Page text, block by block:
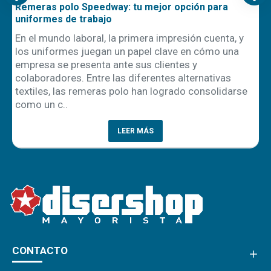
Remeras polo Speedway: tu mejor opción para
uniformes de trabajo
En el mundo laboral, la primera impresión cuenta, y
los uniformes juegan un papel clave en cómo una
empresa se presenta ante sus clientes y
colaboradores. Entre las diferentes alternativas
textiles, las remeras polo han logrado consolidarse
como un c..
LEER MÁS
CONTACTO